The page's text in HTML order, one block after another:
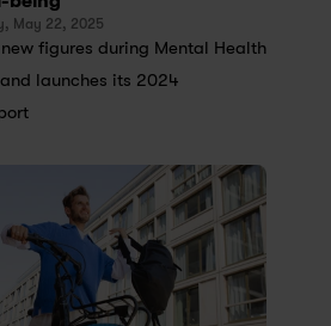
May 22, 2025
figures during Mental Health
launches its 2024